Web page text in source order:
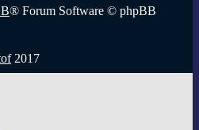
® Forum Software © phpBB
2017